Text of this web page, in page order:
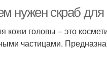
Скраб
нужен скраб для
кожи головы – это
частицами.